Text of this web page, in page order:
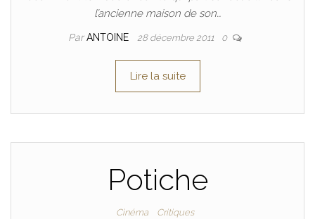
l’ancienne maison de son…
ParANTOINE 28 décembre 2011 0
Lire la suite
Potiche
Cinéma Critiques